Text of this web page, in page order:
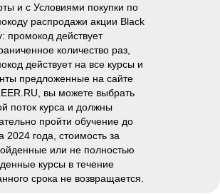
и с Условиями покупки по
распродажи акции Black
промокод действует
количество раз,
действует на все курсы и
предложенные на сайте
вы можете выбрать
поток курса и должны
пройти обучение до
2024 года, стоимость за
или не полностью
курсы в течение
срока не возвращается.